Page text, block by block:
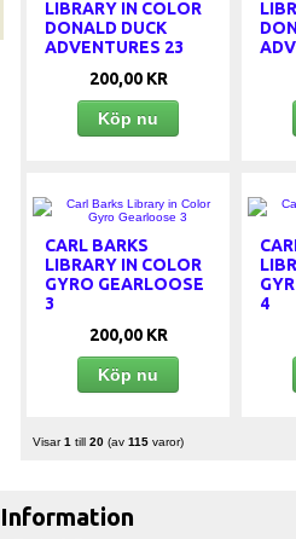
LIBRARY IN COLOR
DONALD DUCK
ADVENTURES 23
200,00 KR
Köp nu
CARL BARKS
LIBRARY IN COLOR
GYRO GEARLOOSE
3
200,00 KR
Köp nu
4
Visar1 till 20 (av 115 varor)
Information